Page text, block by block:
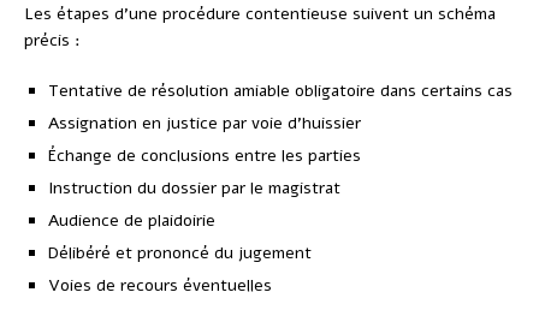
Les étapes d’une procédure contentieuse suivent un schéma
précis :
Tentative de résolution amiable obligatoire dans certains cas
Assignation en justice par voie d’huissier
Échange de conclusions entre les parties
Instruction du dossier par le magistrat
Audience de plaidoirie
Délibéré et prononcé du jugement
Voies de recours éventuelles